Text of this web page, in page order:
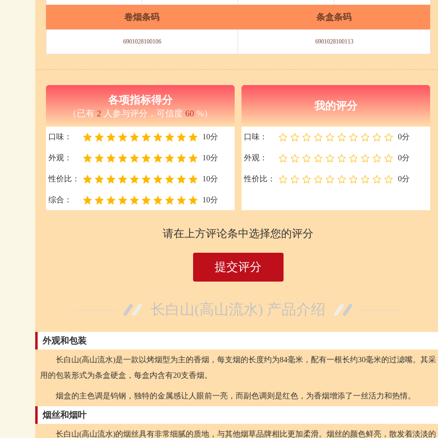
卷烟条码 条盒条码
6901028100106 6901028100113
各项指标得分
（已有 2 人参与评分，可信度 60 %）
口味： 10分
外观： 10分
性价比： 10分
综合： 10分
我的评分
口味： 0分
外观： 0分
性价比： 0分
请在上方评论条中选择您的评分
提交评分
长白山(高山流水) 产品介绍
外观和包装
长白山(高山流水)是一款以烤烟型为主的香烟，每支烟的长度约为84毫米，配有一根长约30毫米的过滤嘴。其采
用的包装形式为条盒硬盒，每盒内含有20支香烟。
烟盒的主色调是钨钢，独特的金属感让人眼前一亮，而副色调则是红色，为香烟增添了一丝活力和热情。
烟丝和烟叶
长白山(高山流水)的烟丝具有非常细腻的质地，与其他烟草品牌相比更加柔滑。烟丝的颜色鲜亮，散发着淡淡的